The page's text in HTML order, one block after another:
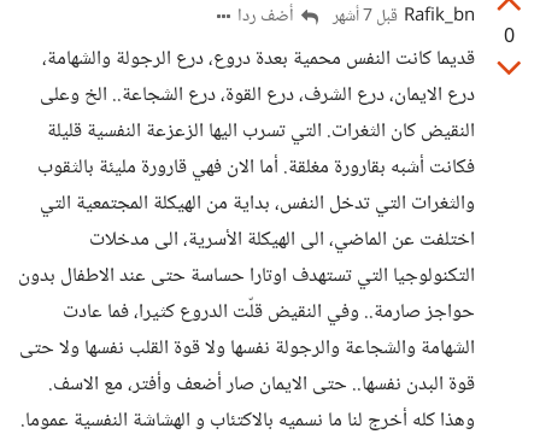
0
Rafik_bn قبل 7 أشهر أضف ردا
قديما كانت النفس محمية بعدة دروع، درع الرجولة والشهامة،
درع الايمان، درع الشرف، درع القوة، درع الشجاعة.. الخ وعلى
النقيض كان الثغرات. التي تسرب اليها الزعزعة النفسية قليلة
فكانت أشبه بقارورة مغلقة. أما الان فهي قارورة مليئة بالثقوب
والثغرات التي تدخل النفس، بداية من الهيكلة المجتمعية التي
اختلفت عن الماضي، الى الهيكلة الأسرية، الى مدخلات
التكنولوجيا التي تستهدف اوتارا حساسة حتى عند الاطفال بدون
حواجز صارمة.. وفي النقيض قلّت الدروع كثيرا، فما عادت
الشهامة والشجاعة والرجولة نفسها ولا قوة القلب نفسها ولا حتى
قوة البدن نفسها.. حتى الايمان صار أضعف وأفتر، مع الاسف.
وهذا كله أخرج لنا ما نسميه بالاكتئاب و الهشاشة النفسية عموما.